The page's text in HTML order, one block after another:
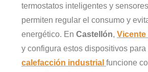
termostatos inteligentes y
permiten regular el consumo y
energético. En Castellón, Vicente
y configura estos dispositivos para
calefacción industrial funcione